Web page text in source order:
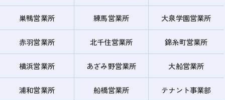
巣鴨営業所 練馬営業所 大泉学園営業所
赤羽営業所 北千住営業所 錦糸町営業所
横浜営業所 あざみ野営業所 大船営業所
浦和営業所 船橋営業所 テナント事業部